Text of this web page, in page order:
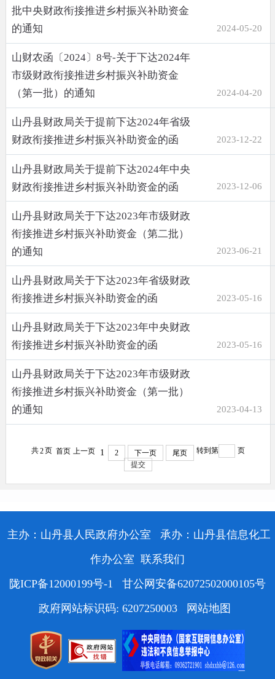
批中央财政衔接推进乡村振兴补助资金
的通知
2024-05-20
山财农函〔2024〕8号-关于下达2024年
市级财政衔接推进乡村振兴补助资金
（第一批）的通知
2024-04-20
山丹县财政局关于提前下达2024年省级
财政衔接推进乡村振兴补助资金的函
2023-12-22
山丹县财政局关于提前下达2024年中央
财政衔接推进乡村振兴补助资金的函
2023-12-06
山丹县财政局关于下达2023年市级财政
衔接推进乡村振兴补助资金（第二批）
的通知
2023-06-21
山丹县财政局关于下达2023年省级财政
衔接推进乡村振兴补助资金的函
2023-05-16
山丹县财政局关于下达2023年中央财政
衔接推进乡村振兴补助资金的函
2023-05-16
山丹县财政局关于下达2023年市级财政
衔接推进乡村振兴补助资金（第一批）
的通知
2023-04-13
共2页 首页 上一页 1 2 下一页 尾页 转到第
页
提交